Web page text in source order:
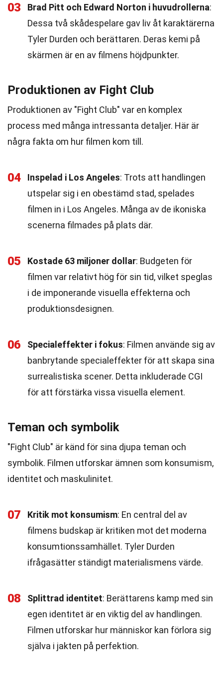
03 Brad Pitt och Edward Norton i huvudrollerna:
Dessa två skådespelare gav liv åt karaktärerna
Tyler Durden och berättaren. Deras kemi på
skärmen är en av filmens höjdpunkter.
Produktionen av Fight Club
Produktionen av "Fight Club" var en komplex
process med många intressanta detaljer. Här är
några fakta om hur filmen kom till.
04 Inspelad i Los Angeles: Trots att handlingen
utspelar sig i en obestämd stad, spelades
filmen in i Los Angeles. Många av de ikoniska
scenerna filmades på plats där.
05 Kostade 63 miljoner dollar: Budgeten för
filmen var relativt hög för sin tid, vilket speglas
i de imponerande visuella effekterna och
produktionsdesignen.
06 Specialeffekter i fokus: Filmen använde sig av
banbrytande specialeffekter för att skapa sina
surrealistiska scener. Detta inkluderade CGI
för att förstärka vissa visuella element.
Teman och symbolik
"Fight Club" är känd för sina djupa teman och
symbolik. Filmen utforskar ämnen som konsumism,
identitet och maskulinitet.
07 Kritik mot konsumism: En central del av
filmens budskap är kritiken mot det moderna
konsumtionssamhället. Tyler Durden
ifrågasätter ständigt materialismens värde.
08 Splittrad identitet: Berättarens kamp med sin
egen identitet är en viktig del av handlingen.
Filmen utforskar hur människor kan förlora sig
själva i jakten på perfektion.